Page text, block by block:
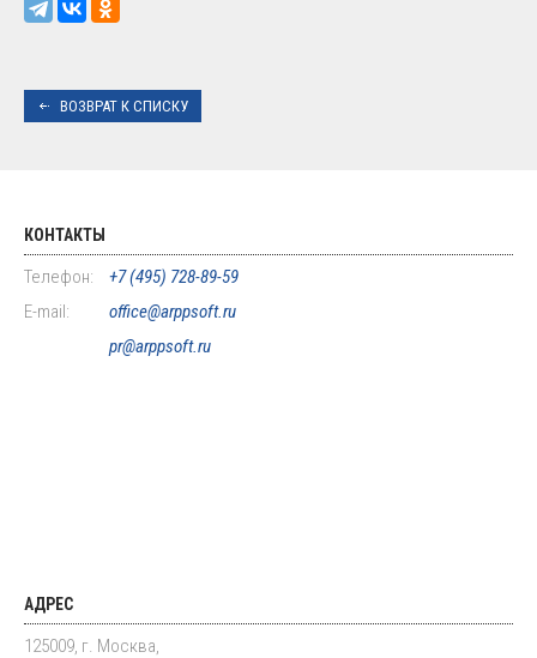
ВОЗВРАТ К СПИСКУ
КОНТАКТЫ
Телефон:
+7 (495) 728-89-59
E-mail:
office@arppsoft.ru
pr@arppsoft.ru
АДРЕС
125009, г. Москва,